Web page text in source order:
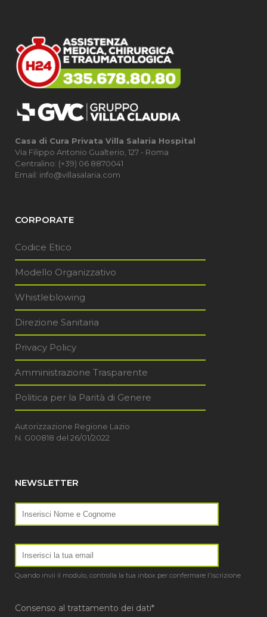
Casa di Cura Privata Villa Salaria Hospital
Via Filippo Antonio Gualterio, 127 - Roma
Centralino: (+39) 06 8870041
Email: info@villasalaria.com
CORPORATE
Codice Etico
Modello Organizzativo
Whistleblowing
Direzione Sanitaria
Privacy Policy
Amministrazione Trasparente
Politica per la Parità di Genere
Autorizzazione Regione Lazio
N. G00818 del 26/01/2022
NEWSLETTER
Quando invii il modulo, controlla la tua inbox per confermare l'iscrizione
Consenso al trattamento dei dati*